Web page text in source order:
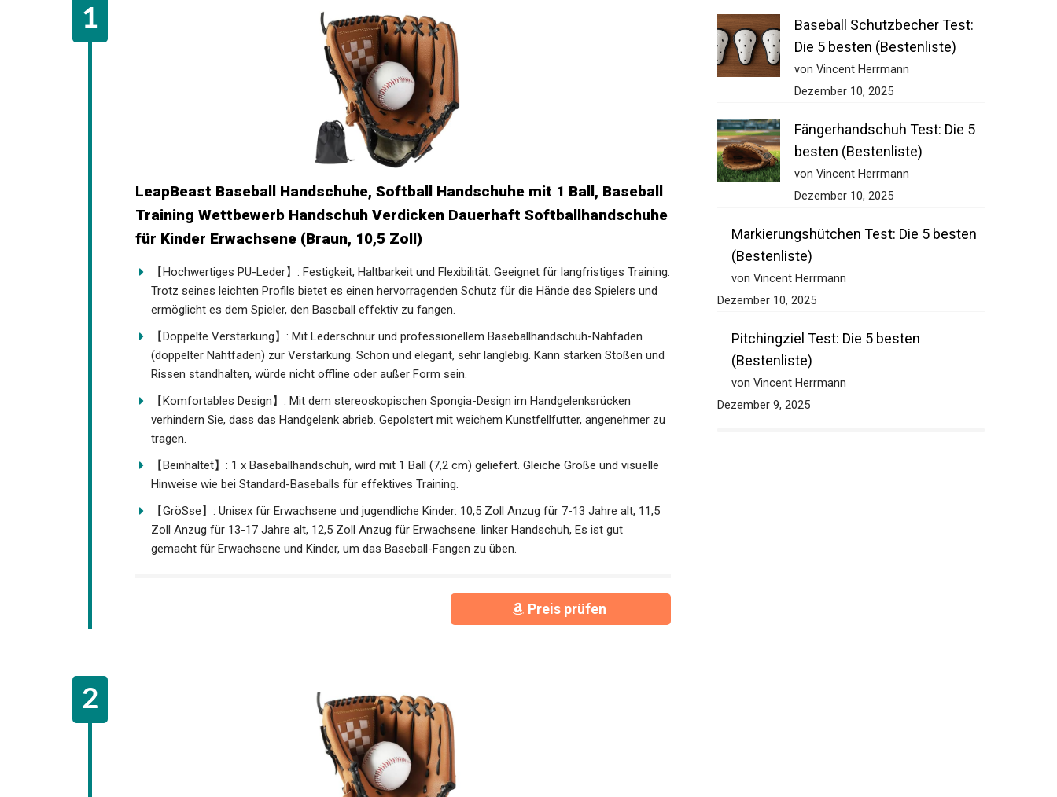
LeapBeast Baseball Handschuhe, Softball Handschuhe mit 1 Ball,
Baseball Training Wettbewerb Handschuh Verdicken Dauerhaft
Softballhandschuhe für Kinder Erwachsene (Braun, 10,5 Zoll)
【Hochwertiges PU-Leder】: Festigkeit, Haltbarkeit und Flexibilität. Geeignet für langfristiges
Training. Trotz seines leichten Profils bietet es einen hervorragenden Schutz für die Hände des
Spielers und ermöglicht es dem Spieler, den Baseball effektiv zu fangen.
【Doppelte Verstärkung】: Mit Lederschnur und professionellem Baseballhandschuh-Nähfaden
(doppelter Nahtfaden) zur Verstärkung. Schön und elegant, sehr langlebig. Kann starken Stößen
und Rissen standhalten, würde nicht offline oder außer Form sein.
【Komfortables Design】: Mit dem stereoskopischen Spongia-Design im Handgelenksrücken
verhindern Sie, dass das Handgelenk abrieb. Gepolstert mit weichem Kunstfellfutter, angenehmer
zu tragen.
【Beinhaltet】: 1 x Baseballhandschuh, wird mit 1 Ball (7,2 cm) geliefert. Gleiche Größe und visuelle
Hinweise wie bei Standard-Baseballs für effektives Training.
【GröSse】: Unisex für Erwachsene und jugendliche Kinder: 10,5 Zoll Anzug für 7-13 Jahre alt, 11,5
Zoll Anzug für 13-17 Jahre alt, 12,5 Zoll Anzug für Erwachsene. linker Handschuh, Es ist gut
gemacht für Erwachsene und Kinder, um das Baseball-Fangen zu üben.
Preis prüfen
Baseball Schutzbecher Test:
Die 5 besten (Bestenliste)
von Vincent Herrmann
Dezember 10, 2025
Fängerhandschuh Test: Die 5
besten (Bestenliste)
von Vincent Herrmann
Dezember 10, 2025
Markierungshütchen Test: Die 5 besten
(Bestenliste)
von Vincent Herrmann
Dezember 10, 2025
Pitchingziel Test: Die 5 besten
(Bestenliste)
von Vincent Herrmann
Dezember 9, 2025